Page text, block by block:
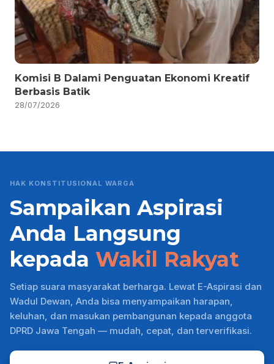
Komisi B Dalami Penguatan Ekonomi Kreatif
Berbasis Batik
28/07/2026
HAK KONSTITUSIONAL WARGA
Sampaikan Aspirasi
Anda Langsung
kepada Wakil Rakyat
Setiap suara masyarakat berharga. Lewat E-Aspirasi dan
Wadul Dewan, Anda bisa menyampaikan harapan,
keluhan, dan masukan pembangunan kepada anggota
DPRD Jawa Tengah — mudah, cepat, dan terverifikasi.